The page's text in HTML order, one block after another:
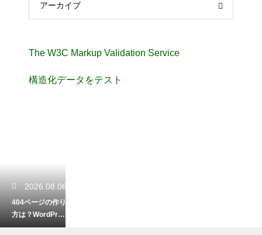
アーカイブ
The W3C Markup Validation Service
構造化データをテスト
2026.08.06
404ページの作り
方は？WordPres
sでエラーページ